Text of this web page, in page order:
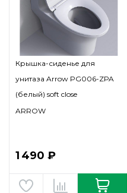
Крышка-сиденье для
унитаза Arrow PG006-ZPA
(белый) soft close
ARROW
1 490 ₽